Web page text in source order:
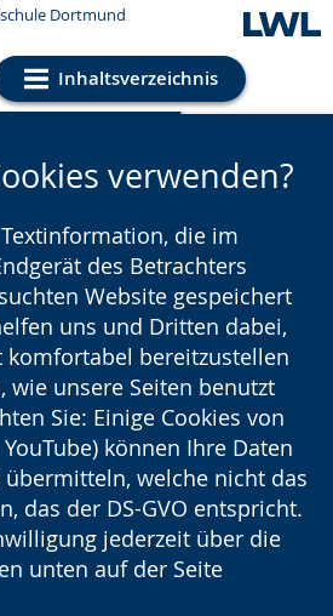
Dortmund
Inhaltsverzeichnis
Einstellungen
verwenden?
die im
des Betrachters
Website gespeichert
uns und Dritten dabei,
bereitzustellen
wie unsere Seiten benutzt
Sie: Einige Cookies von
können Ihre Daten
welche nicht das
das der DS-GVO entspricht.
jederzeit über die
unten auf der Seite